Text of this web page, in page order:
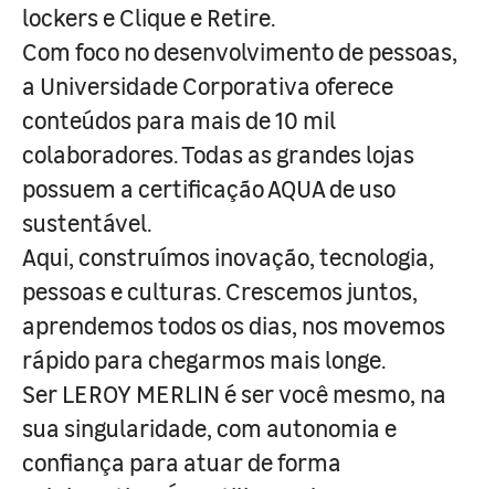
lockers e Clique e Retire.
Com foco no desenvolvimento de pessoas,
a Universidade Corporativa oferece
conteúdos para mais de 10 mil
colaboradores. Todas as grandes lojas
possuem a certificação AQUA de uso
sustentável.
Aqui, construímos inovação, tecnologia,
pessoas e culturas. Crescemos juntos,
aprendemos todos os dias, nos movemos
rápido para chegarmos mais longe.
Ser LEROY MERLIN é ser você mesmo, na
sua singularidade, com autonomia e
confiança para atuar de forma